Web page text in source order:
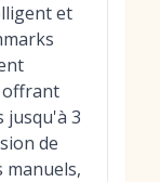
et
offrant
jusqu'à 3
de
manuels,